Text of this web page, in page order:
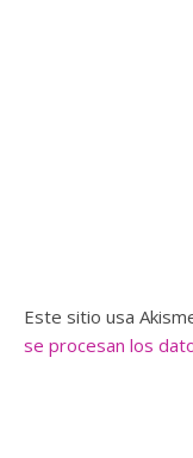
Este sitio usa
se procesan los